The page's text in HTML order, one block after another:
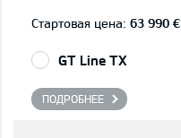
Стартовая цена: 63 990 €
GT Line TX
ПОДРОБНЕЕ